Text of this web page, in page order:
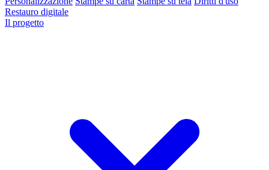
Restauro digitale
Il progetto